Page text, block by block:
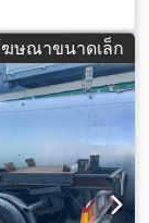
ษณาขนาดเล็ก